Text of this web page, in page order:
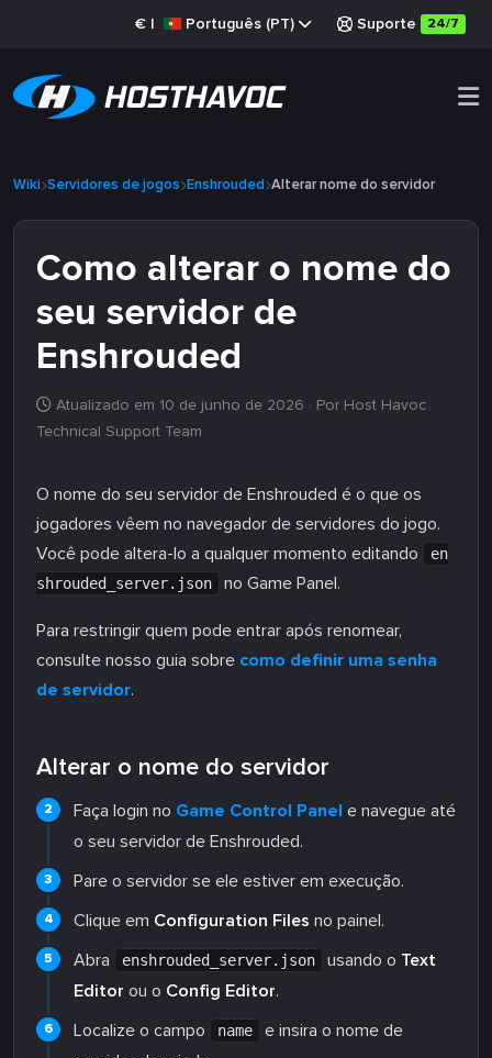
€ | Português (PT) Suporte 24/7
Wiki Servidores de jogos Enshrouded Alterar nome do servidor
Como alterar o nome do
seu servidor de
Enshrouded
Atualizado em 10 de junho de 2026 · Por Host Havoc
Technical Support Team
O nome do seu servidor de Enshrouded é o que os
jogadores vêem no navegador de servidores do jogo.
Você pode altera-lo a qualquer momento editando
en
shrouded_server.json
no Game Panel.
Para restringir quem pode entrar após renomear,
consulte nosso guia sobre como definir uma senha
de servidor.
Alterar o nome do servidor
Faça login no Game Control Panel e navegue até
o seu servidor de Enshrouded.
Pare o servidor se ele estiver em execução.
Clique em Configuration Files no painel.
Abra
enshrouded_server.json usando o Text
Editor ou o Config Editor.
Localize o campo
name
e insira o nome de